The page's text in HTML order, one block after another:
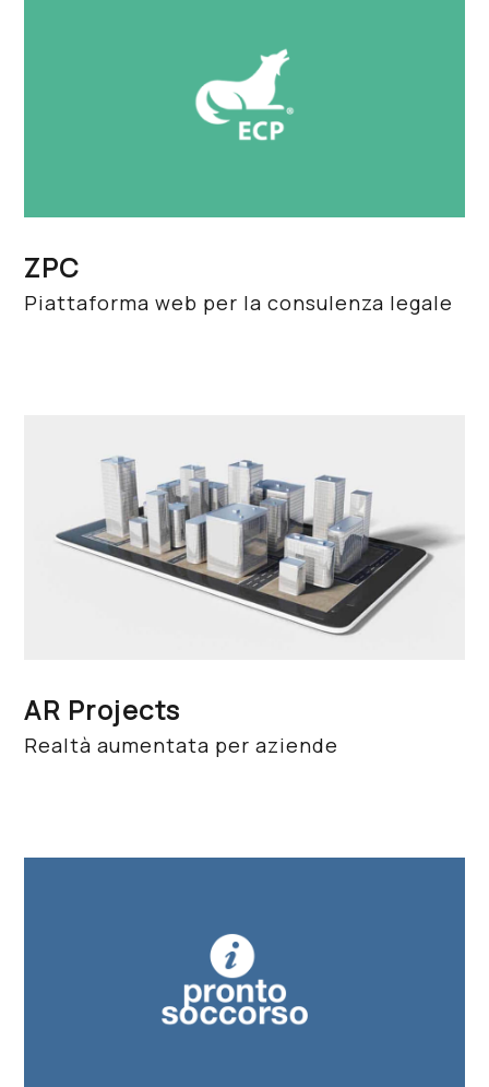
ZPC
Piattaforma web per la consulenza legale
AR Projects
Realtà aumentata per aziende